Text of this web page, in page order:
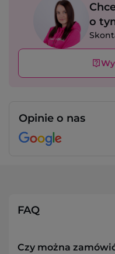
o
Opinie o nas
FAQ
Czy można